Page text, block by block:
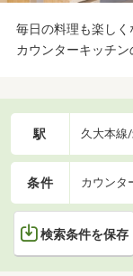
毎日の料理も楽しく
カウンターキッチ
駅 久大本線
条件 カウンタ
検索条件を保存